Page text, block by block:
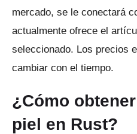
mercado, se le conectará
actualmente ofrece el
seleccionado. Los precios
cambiar con el tiempo.
¿Cómo
piel en Rust?